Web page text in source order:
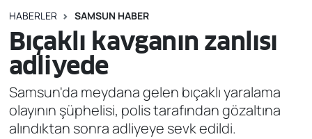
HABERLER SAMSUN HABER
Bıçaklı kavganın zanlısı
adliyede
Samsun'da meydana gelen bıçaklı yaralama
olayının şüphelisi, polis tarafından gözaltına
alındıktan sonra adliyeye sevk edildi.
Sağlık
Asayiş
Bilim ve Teknoloji
Bölge
Süper Lig Puan Durumu ve Fikstür
Tüm Manşetler
Son Dakika Haberleri
Haber Arşivi